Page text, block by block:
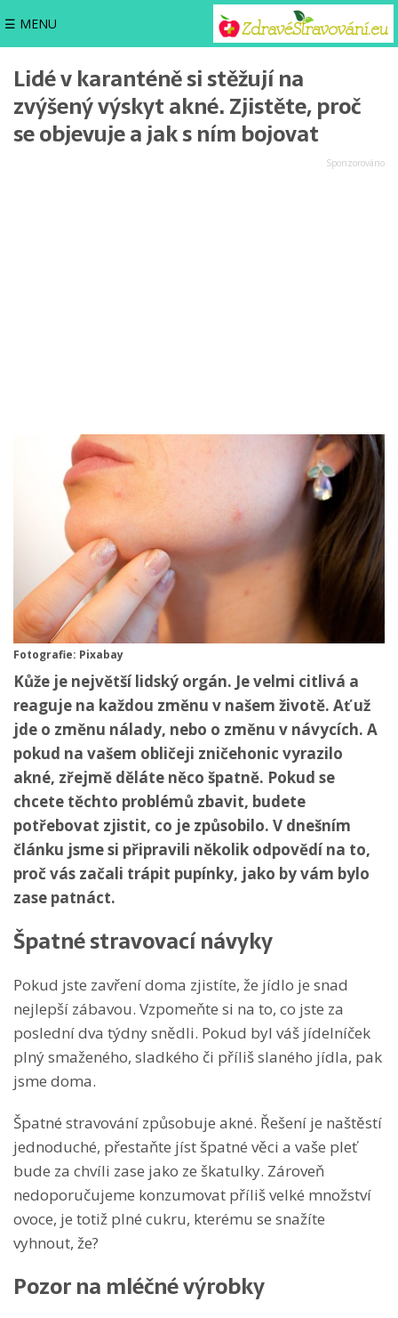
☰ MENU
Lidé v karanténě si stěžují na
zvýšený výskyt akné. Zjistěte, proč
se objevuje a jak s ním bojovat
Fotografie: Pixabay
Kůže je největší lidský orgán. Je velmi citlivá a
reaguje na každou změnu v našem životě. Ať už
jde o změnu nálady, nebo o změnu v návycích. A
pokud na vašem obličeji zničehonic vyrazilo
akné, zřejmě děláte něco špatně. Pokud se
chcete těchto problémů zbavit, budete
potřebovat zjistit, co je způsobilo. V dnešním
článku jsme si připravili několik odpovědí na to,
proč vás začali trápit pupínky, jako by vám bylo
zase patnáct.
Špatné stravovací návyky
Pokud jste zavření doma zjistíte, že jídlo je snad
nejlepší zábavou. Vzpomeňte si na to, co jste za
poslední dva týdny snědli. Pokud byl váš jídelníček
plný smaženého, sladkého či příliš slaného jídla, pak
jsme doma.
Špatné stravování způsobuje akné. Řešení je naštěstí
jednoduché, přestaňte jíst špatné věci a vaše pleť
bude za chvíli zase jako ze škatulky. Zároveň
nedoporučujeme konzumovat příliš velké množství
ovoce, je totiž plné cukru, kterému se snažíte
vyhnout, že?
Pozor na mléčné výrobky